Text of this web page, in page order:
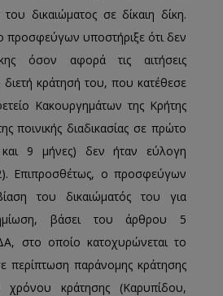
δικαιώματος σε δίκαιη δίκη.
προσφεύγων υποστήριξε ότι δεν
όσον αφορά τις αιτήσεις
διετή κράτησή του, που κατέθεσε
Κακουργημάτων της Κρήτης
ποινικής διαδικασίας σε πρώτο
9 μήνες) δεν ήταν εύλογη
Επιπροσθέτως, ο προσφεύγων
του δικαιώματός του για
βάσει του άρθρου 5
στο οποίο κατοχυρώνεται το
περίπτωση παράνομης κράτησης
κράτησης (Καρυπίδου,